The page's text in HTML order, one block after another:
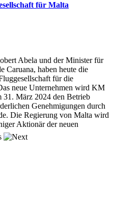
für Malta
Abela und der Minister für
Caruana, haben heute die
für die
neue Unternehmen wird KM
31. März 2024 den Betrieb
Genehmigungen durch
Die Regierung von Malta wird
Aktionär der neuen